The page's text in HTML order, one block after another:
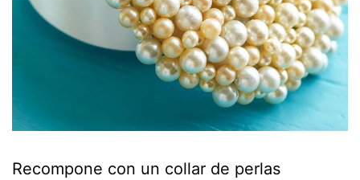
Recompone con un collar de perlas